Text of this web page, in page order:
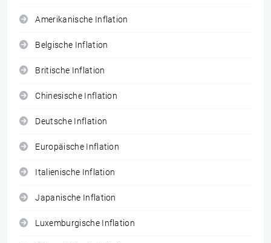
Amerikanische Inflation
Belgische Inflation
Britische Inflation
Chinesische Inflation
Deutsche Inflation
Europäische Inflation
Italienische Inflation
Japanische Inflation
Luxemburgische Inflation